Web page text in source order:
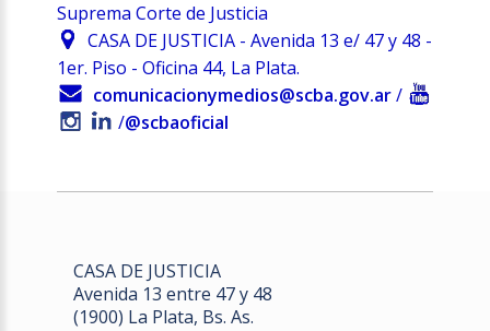
Suprema Corte de Justicia
CASA DE JUSTICIA - Avenida 13 e/ 47 y 48 -
1er. Piso - Oficina 44, La Plata.
comunicacionymedios@scba.gov.ar /
/@scbaoficial
CASA DE JUSTICIA
Avenida 13 entre 47 y 48
(1900) La Plata, Bs. As.